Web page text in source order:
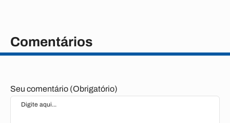
Comentários
Seu comentário (Obrigatório)